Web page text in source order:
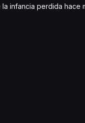
infancia perdida hace